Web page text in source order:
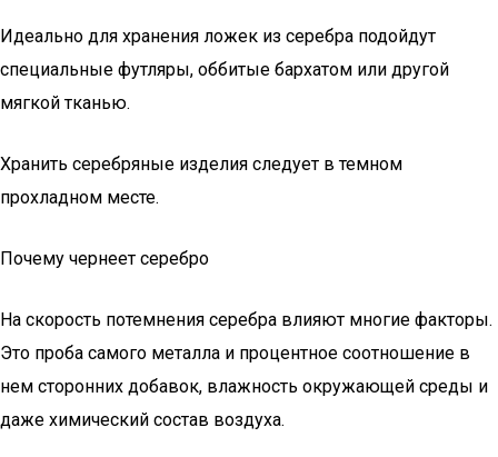
Идеально для хранения ложек из серебра подойдут
специальные футляры, оббитые бархатом или другой
мягкой тканью.
Хранить серебряные изделия следует в темном
прохладном месте.
Почему чернеет серебро
На скорость потемнения серебра влияют многие факторы.
Это проба самого металла и процентное соотношение в
нем сторонних добавок, влажность окружающей среды и
даже химический состав воздуха.